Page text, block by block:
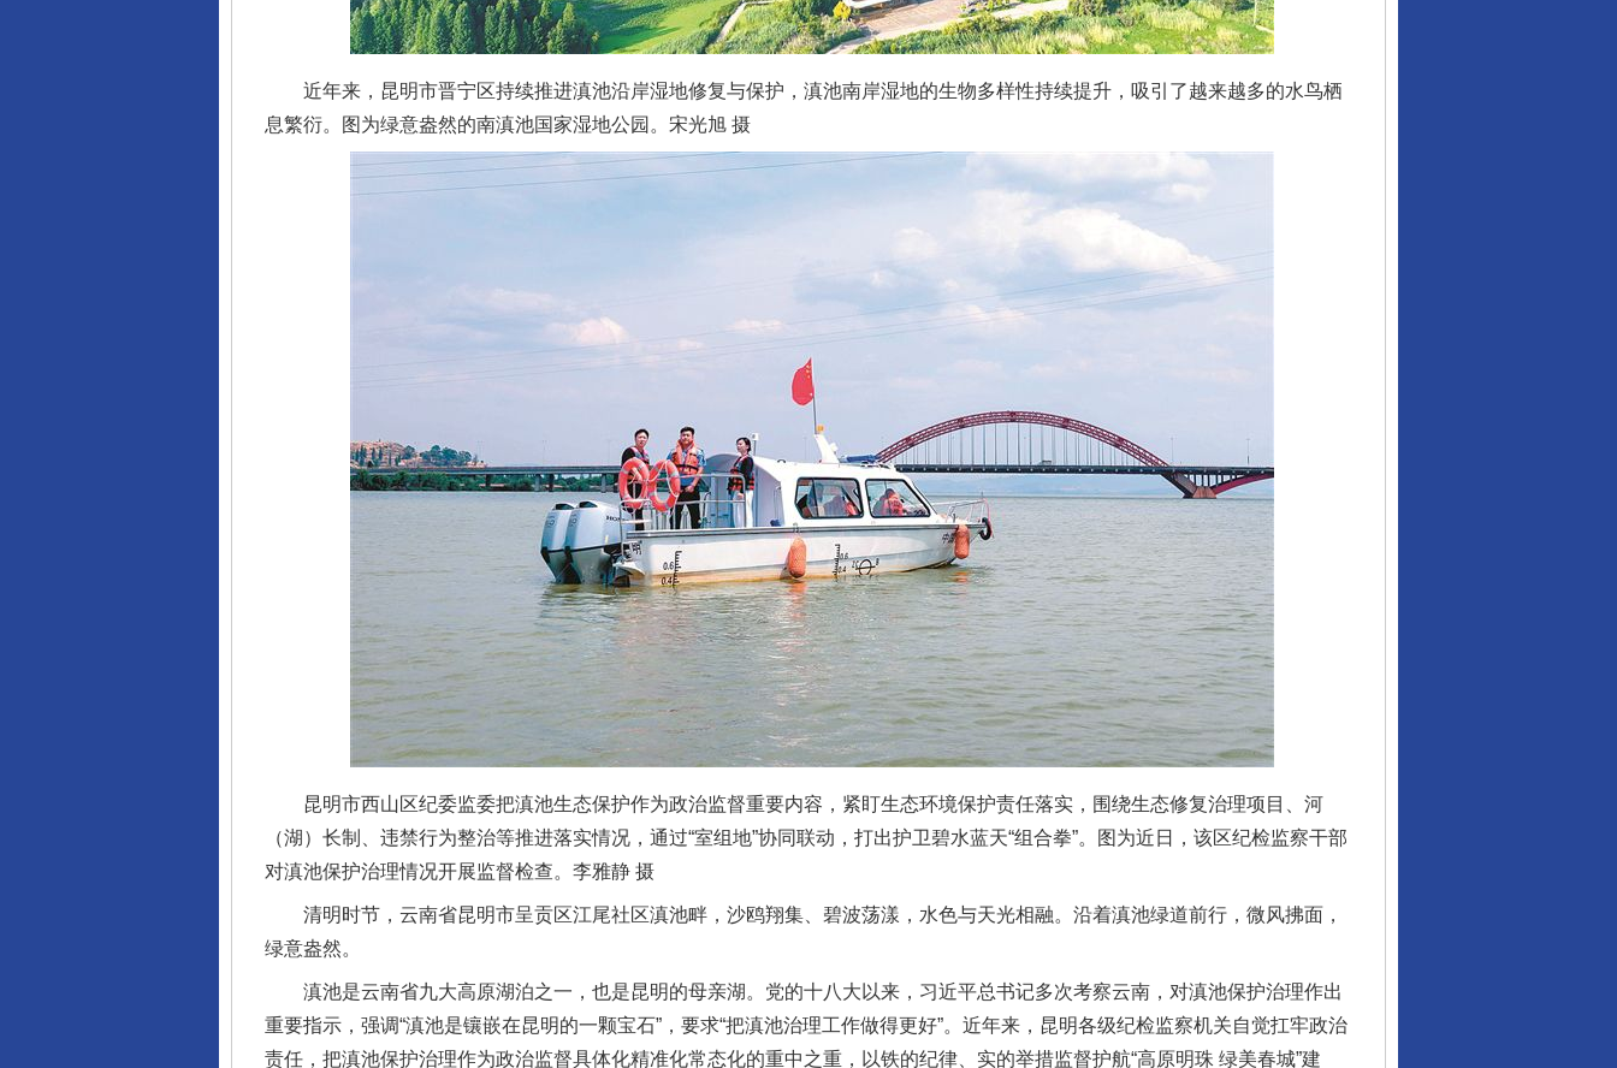
近年来，昆明市晋宁区持续推进滇池沿岸湿地修复与保护，滇池南岸湿地的生物多样性持续提升，吸引了越来越多的水鸟栖
息繁衍。图为绿意盎然的南滇池国家湿地公园。宋光旭 摄
昆明市西山区纪委监委把滇池生态保护作为政治监督重要内容，紧盯生态环境保护责任落实，围绕生态修复治理项目、河
（湖）长制、违禁行为整治等推进落实情况，通过“室组地”协同联动，打出护卫碧水蓝天“组合拳”。图为近日，该区纪检监察干部
对滇池保护治理情况开展监督检查。李雅静 摄
清明时节，云南省昆明市呈贡区江尾社区滇池畔，沙鸥翔集、碧波荡漾，水色与天光相融。沿着滇池绿道前行，微风拂面，
绿意盎然。
滇池是云南省九大高原湖泊之一，也是昆明的母亲湖。党的十八大以来，习近平总书记多次考察云南，对滇池保护治理作出
重要指示，强调“滇池是镶嵌在昆明的一颗宝石”，要求“把滇池治理工作做得更好”。近年来，昆明各级纪检监察机关自觉扛牢政治
责任，把滇池保护治理作为政治监督具体化精准化常态化的重中之重，以铁的纪律、实的举措监督护航“高原明珠 绿美春城”建